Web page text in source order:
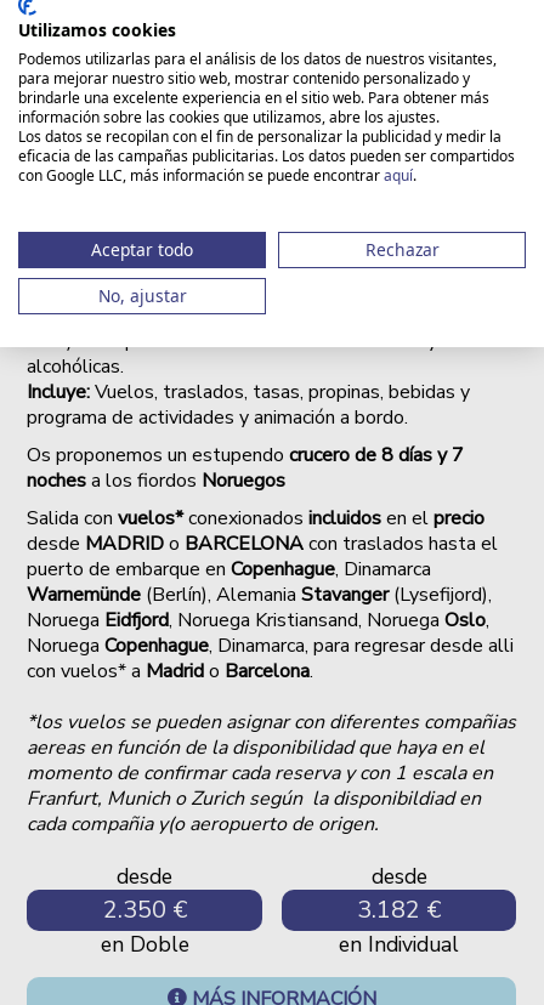
Duración:8
7
Destino:Europa | Dinamarca | Noruega
Crucero
+
Pensión Completa
Vuelos I/V
Asistencia
Disponible
Duración:8 días, 7 noches
Alojamiento:Disponible en Camarote Interior y Exterior
con Balcón.
Régimen: Pensión completa (Desayunos, Comidas, Cenas
etc.. ) + Paquete de Bebidas EASY alcohólicas y no
alcohólicas.
Incluye:Vuelos, traslados, tasas, propinas, bebidas y
programa de actividades y animación a bordo.
Os proponemos un estupendocrucero de 8 días y 7
nochesa los fiordos Noruegos
Salida convuelos*conexionadosincluidosen elprecio
desde MADRIDo BARCELONAcon traslados hasta el
puerto de embarque enCopenhague, Dinamarca
Warnemünde (Berlín), AlemaniaStavanger(Lysefijord),
Noruega Eidfjord, Noruega Kristiansand, NoruegaOslo,
NoruegaCopenhague, Dinamarca, para regresar desde alli
con vuelos* a Madrido Barcelona.
*los vuelos se pueden asignar con diferentes compañias
aereas en función de la disponibilidad que haya en el
momento de confirmar cada reserva y con 1 escala en
Franfurt, Munich o Zurich según la disponibildiad en
cada compañia y(o aeropuerto de origen.
desde
2.350 €
en Doble
desde
3.182 €
en Individual
MÁS INFORMACIÓN
Utilizamos cookies
Podemos utilizarlas para el análisis de los datos de nuestros visitantes,
para mejorar nuestro sitio web, mostrar contenido personalizado y
brindarle una excelente experiencia en el sitio web. Para obtener más
información sobre las cookies que utilizamos, abre los ajustes.
Los datos se recopilan con el fin de personalizar la publicidad y medir la
eficacia de las campañas publicitarias. Los datos pueden ser compartidos
con Google LLC, más información se puede encontraraquí.
Aceptar todo
Rechazar
No, ajustar